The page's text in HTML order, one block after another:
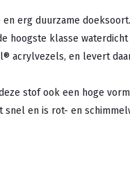
erg duurzame doeksoort.
hoogste klasse
acrylvezels, en levert
stof ook een hoge
snel en is rot- en